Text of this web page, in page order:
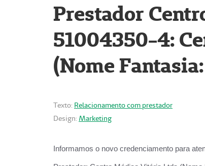
Prestador
51004350-4:
(Nome
Texto: Relacionamento com prestador
Design: Marketing
Informamos o novo credenciamento para